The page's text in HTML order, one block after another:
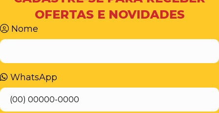
OFERTAS E NOVIDADES
Nome
WhatsApp